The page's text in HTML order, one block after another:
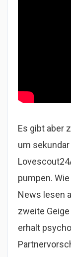
Es gibt aber
um
pumpen.
News lesen
zweite
erhalt